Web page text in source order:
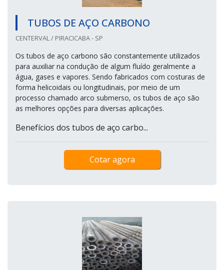
TUBOS DE AÇO CARBONO
CENTERVAL / PIRACICABA - SP
Os tubos de aço carbono são constantemente utilizados
para auxiliar na condução de algum fluído geralmente a
água, gases e vapores. Sendo fabricados com costuras de
forma helicoidais ou longitudinais, por meio de um
processo chamado arco submerso, os tubos de aço são
as melhores opções para diversas aplicações.
Benefícios dos tubos de aço carbo...
Cotar agora